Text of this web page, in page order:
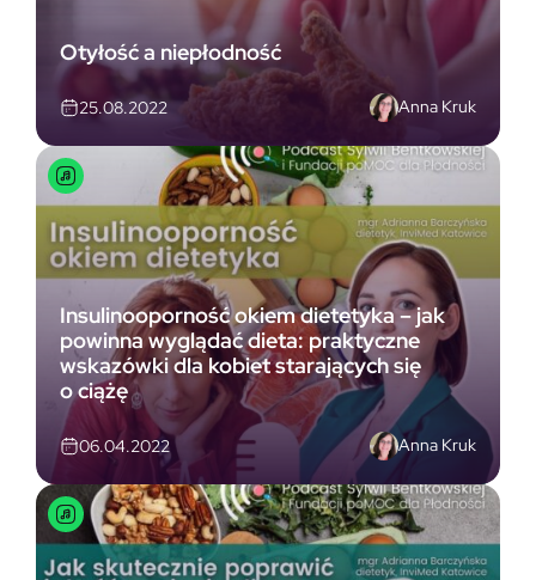
Otyłość a niepłodność
25.08.2022 Anna Kruk
Insulinooporność okiem dietetyka – jak
powinna wyglądać dieta: praktyczne
wskazówki dla kobiet starających się
o ciążę
06.04.2022 Anna Kruk